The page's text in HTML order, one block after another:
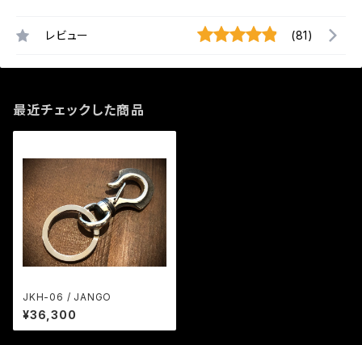
レビュー (81)
最近チェックした商品
JKH-06 / JANGO
¥36,300